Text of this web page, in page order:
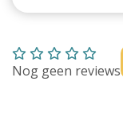
Nog geen reviews